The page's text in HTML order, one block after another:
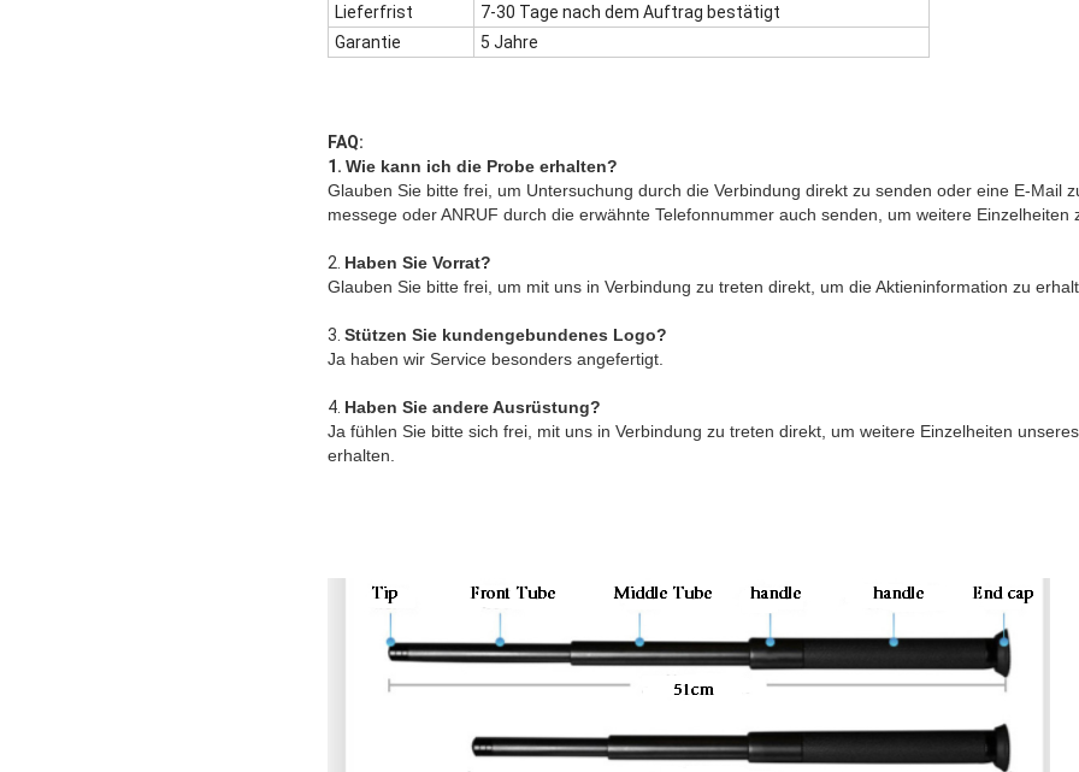
Lieferfrist
7-30 Tage nach dem Auftrag bestätigt
Garantie
5 Jahre
FAQ:
1. Wie kann ich die Probe erhalten?
Glauben Sie bitte frei, um Untersuchung durch die Verbindung direkt zu senden oder eine E-Mail
messege oder ANRUF durch die erwähnte Telefonnummer auch senden, um weitere Einzelheiten
2. Haben Sie Vorrat?
Glauben Sie bitte frei, um mit uns in Verbindung zu treten direkt, um die Aktieninformation zu
3. Stützen Sie kundengebundenes Logo?
Ja haben wir Service besonders angefertigt.
4. Haben Sie andere Ausrüstung?
Ja fühlen Sie bitte sich frei, mit uns in Verbindung zu treten direkt, um weitere Einzelheiten
erhalten.